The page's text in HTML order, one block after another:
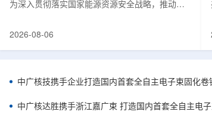
为深入贯彻落实国家能源资源安全战略，推动油
地质研究院，开展专项技术交流研讨。会上，中
内油气测井成套装备、井下探测、岩石物理实
验、智能测井解释、深井探测及多源地质数据解
析等成熟技术体系，并结合实战案例分享了含油
气盆地铀矿勘查经验。王乐力介绍了西部中...
2026-08-06
中广核技携手企业打造国内首套全自主电子束固化卷
中广核达胜携手浙江嘉广束 打造国内首套全自主电